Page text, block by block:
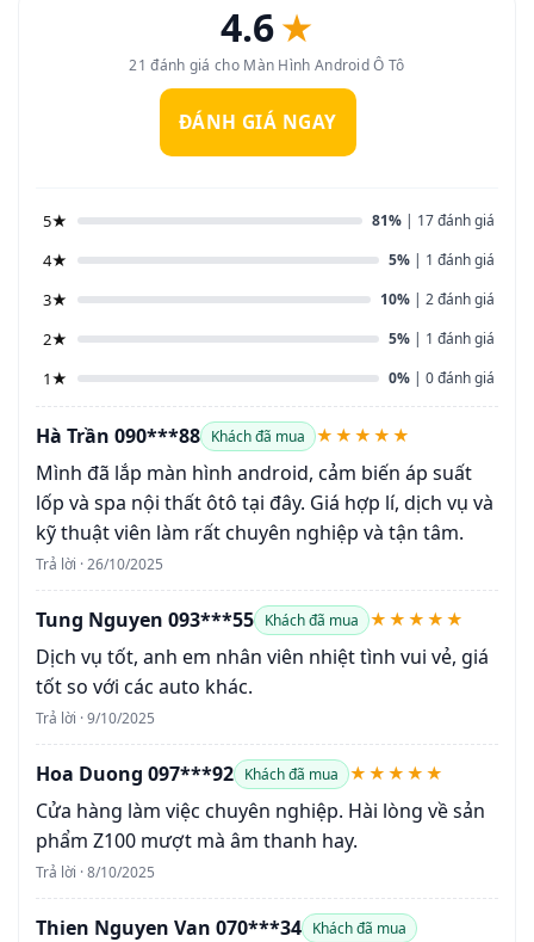
4.6★
21 đánh giá cho Màn Hình Android Ô Tô
ĐÁNH GIÁ NGAY
5★ 81% | 17 đánh giá
4★ 5% | 1 đánh giá
3★ 10% | 2 đánh giá
2★ 5% | 1 đánh giá
1★ 0% | 0 đánh giá
Hà Trần 090***88 Khách đã mua ★★★★★
Mình đã lắp màn hình android, cảm biến áp suất
lốp và spa nội thất ôtô tại đây. Giá hợp lí, dịch vụ và
kỹ thuật viên làm rất chuyên nghiệp và tận tâm.
Trả lời · 26/10/2025
Tung Nguyen 093***55 Khách đã mua ★★★★★
Dịch vụ tốt, anh em nhân viên nhiệt tình vui vẻ, giá
tốt so với các auto khác.
Trả lời · 9/10/2025
Hoa Duong 097***92 Khách đã mua ★★★★★
Cửa hàng làm việc chuyên nghiệp. Hài lòng về sản
phẩm Z100 mượt mà âm thanh hay.
Trả lời · 8/10/2025
Thien Nguyen Van 070***34 Khách đã mua